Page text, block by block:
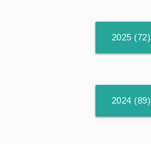
2025 (72)
2024 (89)